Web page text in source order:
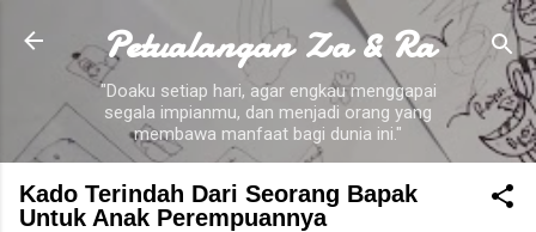
Skip to main content
Petualangan Za & Ra
"Doaku setiap hari, agar engkau menggapai
segala impianmu, dan menjadi orang yang
membawa manfaat bagi dunia ini."
Kado Terindah Dari Seorang Bapak
Untuk Anak Perempuannya